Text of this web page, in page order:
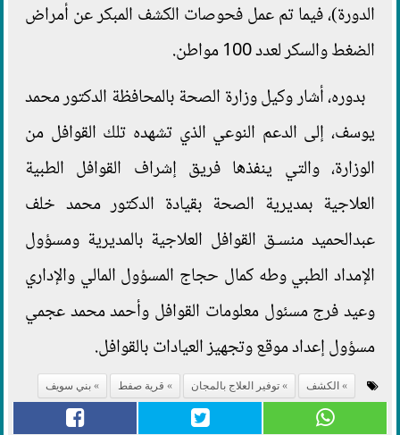
الدورة)، فيما تم عمل فحوصات الكشف المبكر عن أمراض
الضغط والسكر لعدد 100 مواطن.
بدوره، أشار وكيل وزارة الصحة بالمحافظة الدكتور محمد
يوسف، إلى الدعم النوعي الذي تشهده تلك القوافل من
الوزارة، والتي ينفذها فريق إشراف القوافل الطبية
العلاجية بمديرية الصحة بقيادة الدكتور محمد خلف
عبدالحميد منسـق القوافل العلاجية بالمديرية ومسؤول
الإمداد الطبي وطه كمال حجاج المسؤول المالي والإداري
وعيد فرج مسئول معلومات القوافل وأحمد محمد عجمي
مسؤول إعداد موقع وتجهيز العيادات بالقوافل.
الكشف توفير العلاج بالمجان قرية صفط بني سويف